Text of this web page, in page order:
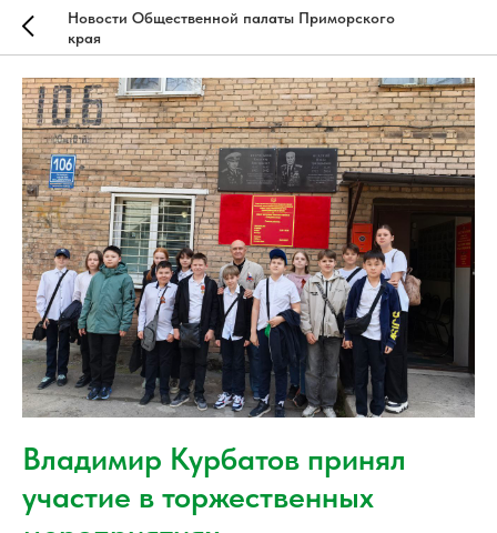
Новости Общественной палаты Приморского
края
Владимир Курбатов принял
участие в торжественных